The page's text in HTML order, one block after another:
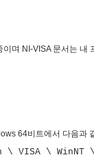
이며 NI-VISA 문서는 내
64비트에서 다음과
VISA \ WinNT